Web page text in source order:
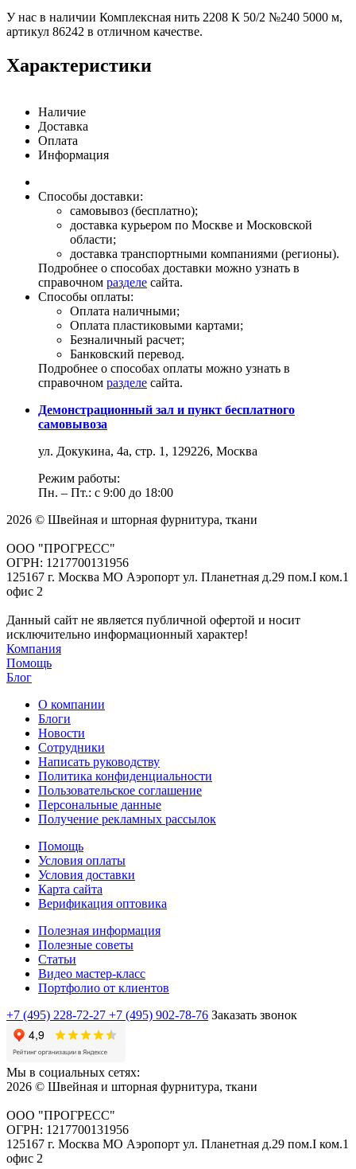
У нас в наличии Комплексная нить 2208 К 50/2 №240 5000 м,
артикул 86242 в отличном качестве.
Характеристики
Наличие
Доставка
Оплата
Информация
Способы доставки:
самовывоз (бесплатно);
доставка курьером по Москве и Московской
области;
доставка транспортными компаниями (регионы).
Подробнее о способах доставки можно узнать в
справочном разделе сайта.
Способы оплаты:
Оплата наличными;
Оплата пластиковыми картами;
Безналичный расчет;
Банковский перевод.
Подробнее о способах оплаты можно узнать в
справочном разделе сайта.
Демонстрационный зал и пункт бесплатного
самовывоза
ул. Докукина, 4а, стр. 1, 129226, Москва
Режим работы:
Пн. – Пт.: с 9:00 до 18:00
2026 © Швейная и шторная фурнитура, ткани
ООО "ПРОГРЕСС"
ОГРН: 1217700131956
125167 г. Москва МО Аэропорт ул. Планетная д.29 пом.I ком.1
офис 2
Данный сайт не является публичной офертой и носит
исключительно информационный характер!
Компания
Помощь
Блог
О компании
Блоги
Новости
Сотрудники
Написать руководству
Политика конфиденциальности
Пользовательское соглашение
Персональные данные
Получение рекламных рассылок
Помощь
Условия оплаты
Условия доставки
Карта сайта
Верификация оптовика
Полезная информация
Полезные советы
Статьи
Видео мастер-класс
Портфолио от клиентов
+7 (495) 228-72-27 +7 (495) 902-78-76 Заказать звонок
Мы в социальных сетях:
2026 © Швейная и шторная фурнитура, ткани
ООО "ПРОГРЕСС"
ОГРН: 1217700131956
125167 г. Москва МО Аэропорт ул. Планетная д.29 пом.I ком.1
офис 2